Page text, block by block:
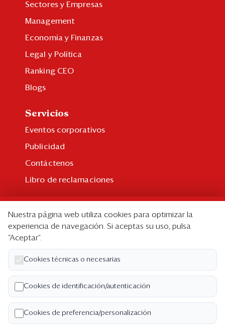
Sectores y Empresas
Management
Economía y Finanzas
Legal y Política
Ranking CEO
Blogs
Servicios
Eventos corporativos
Publicidad
Contáctenos
Libro de reclamaciones
Suscripción individual
Paquetes corporativos
Edición Impresa
Nosotros
Quiénes somos
Código de ética
Nuestra página web utiliza cookies para optimizar la
experiencia de navegación. Si aceptas su uso, pulsa
“Aceptar”.
Cookies técnicas o necesarias
Cookies de identificación/autenticación
Cookies de preferencia/personalización